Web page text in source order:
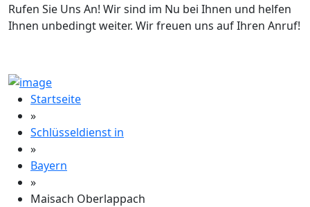
Rufen Sie Uns An! Wir sind im Nu bei Ihnen und helfen
Ihnen unbedingt weiter. Wir freuen uns auf Ihren Anruf!
Startseite
»
Schlüsseldienst in
»
Bayern
»
Maisach Oberlappach